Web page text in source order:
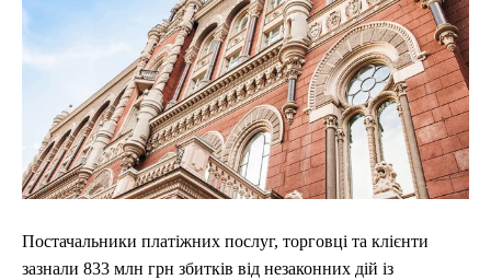
Постачальники платіжних послуг, торговці та клієнти
зазнали 833 млн грн збитків від незаконних дій із